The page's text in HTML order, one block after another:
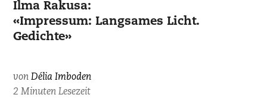
Ilma Rakusa:
«Impressum: Langsames Licht.
Gedichte»
vonDélia Imboden
2 Minuten Lesezeit